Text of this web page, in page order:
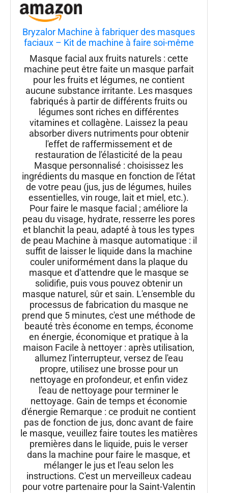
Bryzalor Machine à fabriquer des masques
faciaux – Kit de machine à faire soi-même
avec pilules de collagène pour le visage et
les yeux
Masque facial aux fruits naturels : cette
machine peut être faite un masque parfait
pour les fruits et légumes, ne contient
aucune substance irritante. Les masques
fabriqués à partir de différents fruits ou
légumes sont riches en différentes
vitamines et collagène. Laissez la peau
absorber divers nutriments pour obtenir
l'effet de raffermissement et de
restauration de l'élasticité de la peau
Masque personnalisé : choisissez les
ingrédients du masque en fonction de l'état
de votre peau (jus, jus de légumes, huiles
essentielles, vin rouge, lait et miel, etc.).
Pour faire le masque facial ; améliore la
peau du visage, hydrate, resserre les pores
et blanchit la peau, adapté à tous les types
de peau Machine à masque automatique : il
suffit de laisser le liquide dans la machine
couler uniformément dans la plaque du
masque et d'attendre que le masque se
solidifie, puis vous pouvez obtenir un
masque naturel, sûr et sain. L'ensemble du
processus de fabrication du masque ne
prend que 5 minutes, c'est une méthode de
beauté très économe en temps, économe
en énergie, économique et pratique à la
maison Facile à nettoyer : après utilisation,
allumez l'interrupteur, versez de l'eau
propre, utilisez une brosse pour un
nettoyage en profondeur, et enfin videz
l'eau de nettoyage pour terminer le
nettoyage. Gain de temps et économie
d'énergie Remarque : ce produit ne contient
pas de fonction de jus, donc avant de faire
le masque, veuillez faire toutes les matières
premières dans le liquide, puis le verser
dans la machine pour faire le masque, et
mélanger le jus et l'eau selon les
instructions. C'est un merveilleux cadeau
pour votre partenaire pour la Saint-Valentin